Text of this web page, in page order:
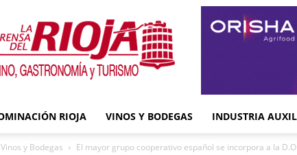
La
Prensa
del
Rioja
RIOJA VINOS Y BODEGAS INDUSTRIA
Vinos y Bodegas El mayor grupo cooperativo español se incorpora a la